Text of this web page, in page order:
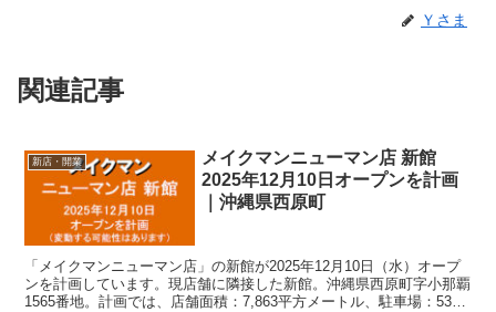
Ｙさま
関連記事
新店・開業
メイクマンニューマン店 新館
2025年12月10日オープンを計画
｜沖縄県西原町
「メイクマンニューマン店」の新館が2025年12月10日（水）オープ
ンを計画しています。現店舗に隣接した新館。沖縄県西原町字小那覇
1565番地。計画では、店舗面積：7,863平方メートル、駐車場：532